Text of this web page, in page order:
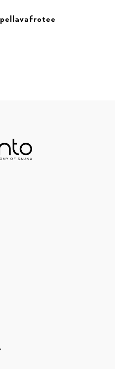
pellavafrotee